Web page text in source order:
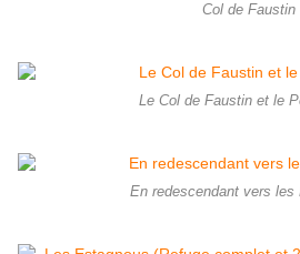
Col de Faustin
Le Col de Faustin et le
En redescendant vers les